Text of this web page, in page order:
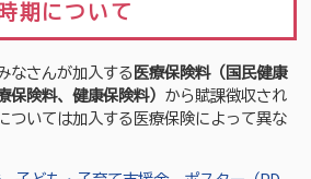
期について
なさんが加入する医療保険料（国民健康
保険料、健康保険料） から賦課徴収され
ついては加入する医療保険によって異な